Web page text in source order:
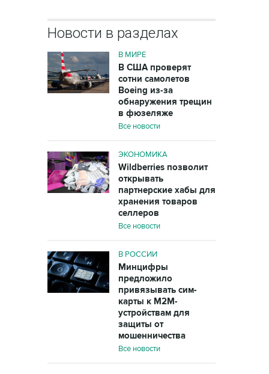
Новости в разделах
В МИРЕ
В США проверят
сотни самолетов
Boeing из-за
обнаружения трещин
в фюзеляже
Все новости
ЭКОНОМИКА
Wildberries позволит
открывать
партнерские хабы для
хранения товаров
селлеров
Все новости
В РОССИИ
Минцифры
предложило
привязывать сим-
карты к M2M-
устройствам для
защиты от
мошенничества
Все новости